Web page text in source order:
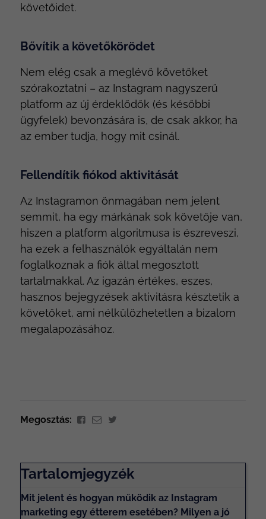
követőidet.
Bővítik a követőkörödet
Nem elég csak a meglévő követőket
szórakoztatni – az Instagram nagyszerű
platform az új érdeklődők (és későbbi
ügyfelek) bevonzására is, de csak akkor, ha
az ember tudja, hogy mit csinál.
Fellendítik fiókod aktivitását
Az Instagramon önmagában nem jelent
semmit, ha egy márkának sok követője van,
hiszen a platform algoritmusa is észreveszi,
ha ezek a felhasználók egyáltalán nem
foglalkoznak a fiók által megosztott
tartalmakkal. Az igazán értékes, eszes,
hasznos bejegyzések aktivitásra késztetik a
követőket, ami nélkülözhetetlen a bizalom
megalapozásához.
Megosztás:
Tartalomjegyzék
Mit jelent és hogyan működik az Instagram
marketing egy étterem esetében? Milyen a jó